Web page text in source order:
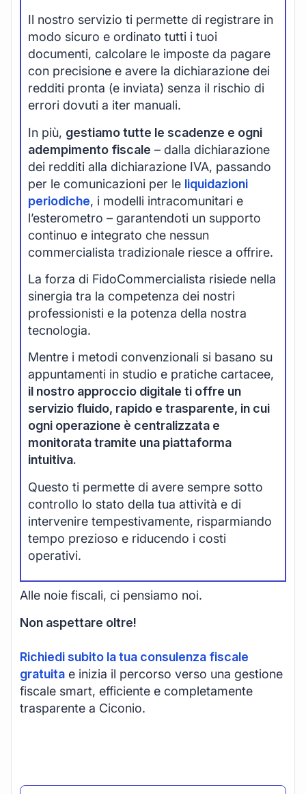
Il nostro servizio ti permette di registrare in
modo sicuro e ordinato tutti i tuoi
documenti, calcolare le imposte da pagare
con precisione e avere la dichiarazione dei
redditi pronta (e inviata) senza il rischio di
errori dovuti a iter manuali.
In più, gestiamo tutte le scadenze e ogni
adempimento fiscale – dalla dichiarazione
dei redditi alla dichiarazione IVA, passando
per le comunicazioni per le liquidazioni
periodiche, i modelli intracomunitari e
l’esterometro – garantendoti un supporto
continuo e integrato che nessun
commercialista tradizionale riesce a offrire.
La forza di FidoCommercialista risiede nella
sinergia tra la competenza dei nostri
professionisti e la potenza della nostra
tecnologia.
Mentre i metodi convenzionali si basano su
appuntamenti in studio e pratiche cartacee,
il nostro approccio digitale ti offre un
servizio fluido, rapido e trasparente, in cui
ogni operazione è centralizzata e
monitorata tramite una piattaforma
intuitiva.
Questo ti permette di avere sempre sotto
controllo lo stato della tua attività e di
intervenire tempestivamente, risparmiando
tempo prezioso e riducendo i costi
operativi.
Alle noie fiscali, ci pensiamo noi.
Non aspettare oltre!
Richiedi subito la tua consulenza fiscale
gratuita e inizia il percorso verso una gestione
fiscale smart, efficiente e completamente
trasparente a Ciconio.